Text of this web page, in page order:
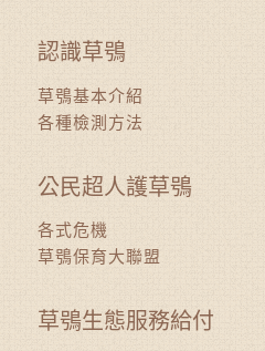
認識草鴞
草鴞基本介紹
各種檢測方法
公民超人護草鴞
各式危機
草鴞保育大聯盟
草鴞生態服務給付